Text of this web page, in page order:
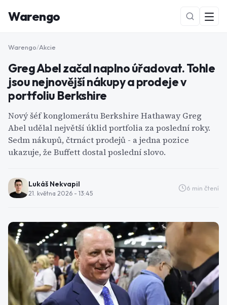
Warengo
NOVÉ
Warengo/Akcie
Greg Abel začal naplno úřadovat. Tohle
jsou nejnovější nákupy a prodeje v
portfoliu Berkshire
Nový šéf konglomerátu Berkshire Hathaway Greg
Abel udělal největší úklid portfolia za poslední roky.
Sedm nákupů, čtrnáct prodejů - a jedna pozice
ukazuje, že Buffett dostal poslední slovo.
Lukáš Nekvapil
21. května 2026 - 13:45
6 min čtení